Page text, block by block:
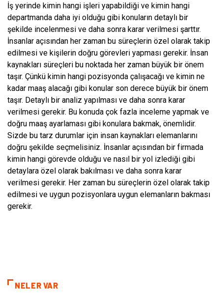
İş yerinde kimin hangi işleri yapabildiği ve kimin hangi
departmanda daha iyi olduğu gibi konuların detaylı bir
şekilde incelenmesi ve daha sonra karar verilmesi şarttır.
İnsanlar açısından her zaman bu süreçlerin özel olarak takip
edilmesi ve kişilerin doğru görevleri yapması gerekir. İnsan
kaynakları süreçleri bu noktada her zaman büyük bir önem
taşır. Çünkü kimin hangi pozisyonda çalışacağı ve kimin ne
kadar maaş alacağı gibi konular son derece büyük bir önem
taşır. Detaylı bir analiz yapılması ve daha sonra karar
verilmesi gerekir. Bu konuda çok fazla inceleme yapmak ve
doğru maaş ayarlaması gibi konulara bakmak, önemlidir.
Sizde bu tarz durumlar için insan kaynakları elemanlarını
doğru şekilde seçmelisiniz. İnsanlar açısından bir firmada
kimin hangi görevde olduğu ve nasıl bir yol izlediği gibi
detaylara özel olarak bakılması ve daha sonra karar
verilmesi gerekir. Her zaman bu süreçlerin özel olarak takip
edilmesi ve uygun pozisyonlara uygun elemanların bakması
gerekir.
NELER VAR